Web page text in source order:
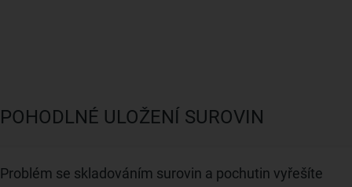
POHODLNÉ ULOŽENÍ SUROVIN
Problém se skladováním surovin a pochutin vyřešíte